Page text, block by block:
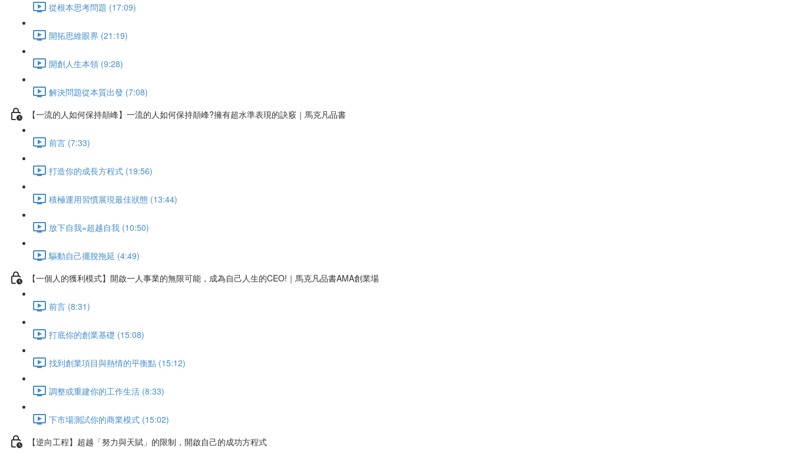
從根本思考問題 (17:09)
開拓思維眼界 (21:19)
開創人生本領 (9:28)
解決問題從本質出發 (7:08)
【一流的人如何保持顛峰】一流的人如何保持顛峰?擁有超水準表現的訣竅｜馬克凡品書
前言 (7:33)
打造你的成長方程式 (19:56)
積極運用習慣展現最佳狀態 (13:44)
放下自我=超越自我 (10:50)
驅動自己擺脫拖延 (4:49)
【一個人的獲利模式】開啟一人事業的無限可能，成為自己人生的CEO!｜馬克凡品書AMA創業場
前言 (8:31)
打底你的創業基礎 (15:08)
找到創業項目與熱情的平衡點 (15:12)
調整或重建你的工作生活 (8:33)
下市場測試你的商業模式 (15:02)
【逆向工程】超越「努力與天賦」的限制，開啟自己的成功方程式